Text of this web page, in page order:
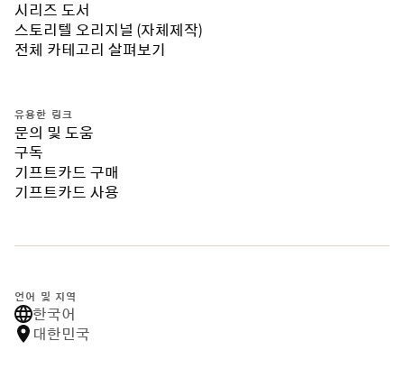
시리즈 도서
스토리텔 오리지널 (자체제작)
전체 카테고리 살펴보기
유용한 링크
문의 및 도움
구독
기프트카드 구매
기프트카드 사용
언어 및 지역
한국어
대한민국